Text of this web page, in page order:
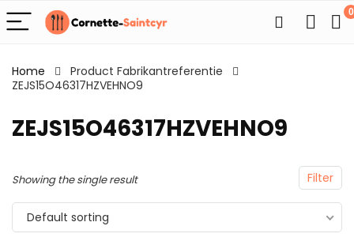
0
Home
Product Fabrikantreferentie
ZEJS15O46317HZVEHNO9
ZEJS15O46317HZVEHNO9
Filter
Showing the single result
Default sorting